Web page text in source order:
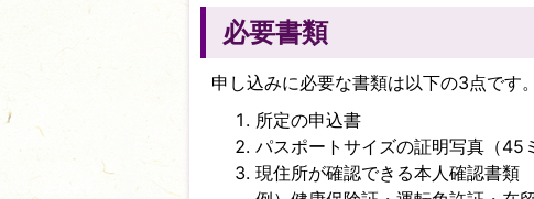
必要書類
申し込みに必要な書類は以下の3点です。
所定の申込書
パスポートサイズの証明写真（45
現住所が確認できる本人確認書類